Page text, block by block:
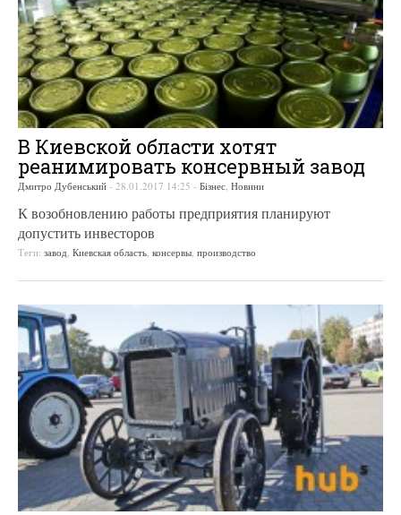
В Киевской области хотят
реанимировать консервный завод
Дмитро Дубенський - 28.01.2017 14:25 - Бізнес, Новини
К возобновлению работы предприятия планируют
допустить инвесторов
Теги: завод, Киевская область, консервы, производство